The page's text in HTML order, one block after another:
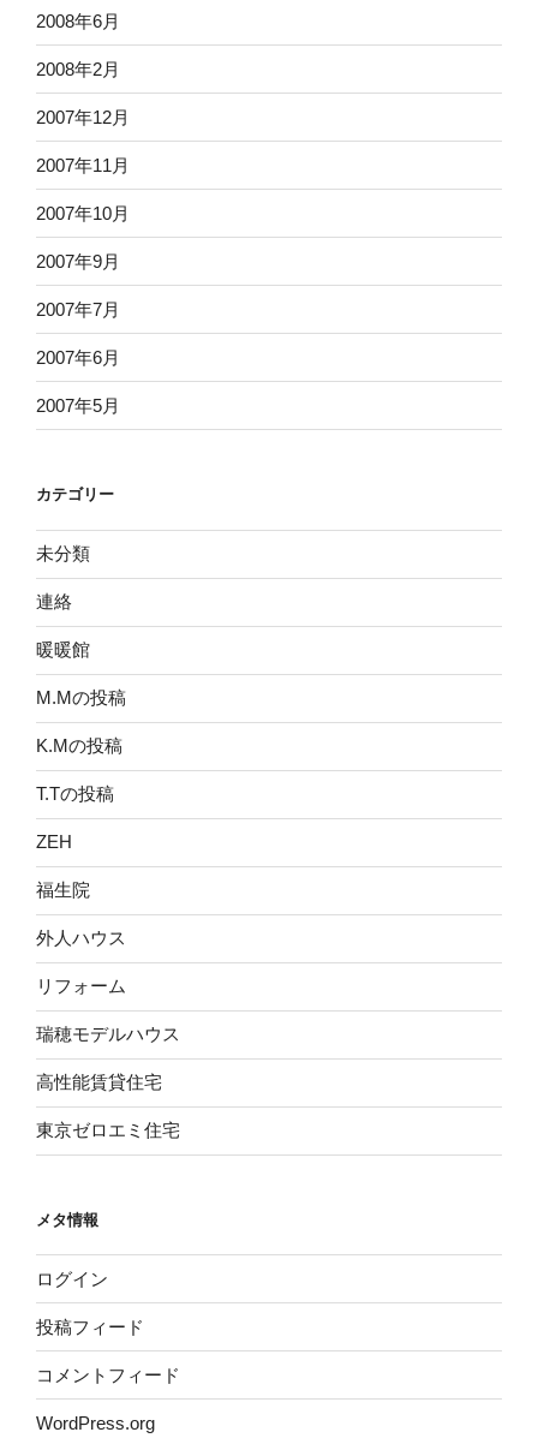
2008年6月
2008年2月
2007年12月
2007年11月
2007年10月
2007年9月
2007年7月
2007年6月
2007年5月
カテゴリー
未分類
連絡
暖暖館
M.Mの投稿
K.Mの投稿
T.Tの投稿
ZEH
福生院
外人ハウス
リフォーム
瑞穂モデルハウス
高性能賃貸住宅
東京ゼロエミ住宅
メタ情報
ログイン
投稿フィード
コメントフィード
WordPress.org